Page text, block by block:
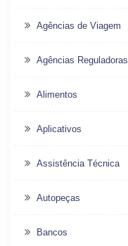
Agências de Viagem
Agências Reguladoras
Alimentos
Aplicativos
Assistência Técnica
Autopeças
Bancos